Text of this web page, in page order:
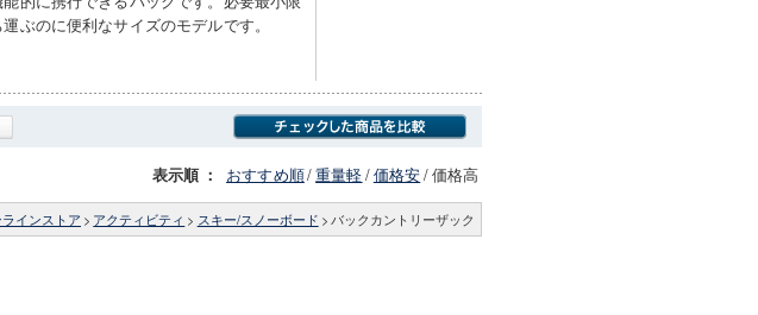
ぶのに便利なサイズのモデルです。
表示順 ： おすすめ順/重量軽/価格安/価格高
インストア > アクティビティ > スキー/スノーボード > バックカントリーザック